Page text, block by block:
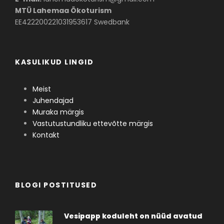
MTÜ Lahemaa Ökoturism
EE422200221031953617 Swedbank
KASULIKUD LINGID
Meist
Juhendajad
Muraka märgis
Vastutustundliku ettevõtte märgis
Kontakt
BLOGI POSTITUSED
Vesipapp koduleht on nüüd avatud